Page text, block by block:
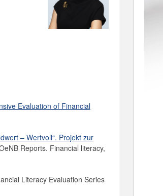
Evaluation of Financial
– Wertvoll“. Projekt zur
Reports. Financial literacy,
Literacy Evaluation Series